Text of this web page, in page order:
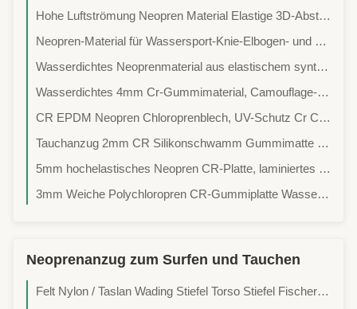
Hohe Luftströmung Neopren Material Elastige 3D-Abstandsvergrößerung Mesh Konstruktion für Haustiere Gurtsacken Rucksäcke Atmung Sportpolster
Neopren-Material für Wassersport-Knie-Elbogen- und Sitzplatten mit langlebigem Griff und Wärmedämmung
Wasserdichtes Neoprenmaterial aus elastischem synthetischem Gummi zur Herstellung von Dichtungen, Dichtungen und Schutzdeckeln
Wasserdichtes 4mm Cr-Gummimaterial, Camouflage-Neopren-beschichtetes Nylon
CR EPDM Neopren Chloroprenblech, UV-Schutz Cr Chloroprenkautschuk
Tauchanzug 2mm CR Silikonschwamm Gummimatte laminiert mit Lycra Stoff
5mm hochelastisches Neopren CR-Platte, laminiertes Neopren-Schaumgummi
3mm Weiche Polychloropren CR-Gummiplatte Wasserdicht Flexibel für Stoff
Neoprenanzug zum Surfen und Tauchen
Felt Nylon / Taslan Wading Stiefel Torso Stiefel Fischer Stiefel Vulkanierte Sohle Leicht Komfortabel Wasserdicht für Flüsse